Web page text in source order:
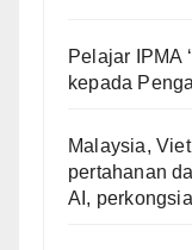
Pelajar IPMA
kepada
Malaysia,
pertahanan
AI,